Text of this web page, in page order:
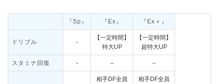
『Sp』 『Ex』 『Ex＋』
ドリブル ‐
【一定時間】
特大UP
【一定時間】
超特大UP
スタミナ回復 ‐ – –
相手DF全員
相手DF全員